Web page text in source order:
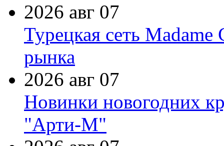
2026 авг 07
Турецкая сеть Madame
рынка
2026 авг 07
Новинки новогодних
"Арти-М"